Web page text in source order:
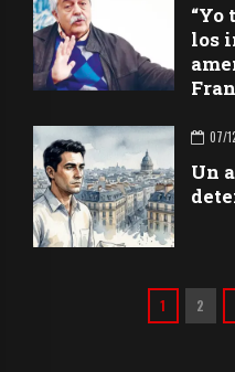
“Yo
los
07/
Un
1 2